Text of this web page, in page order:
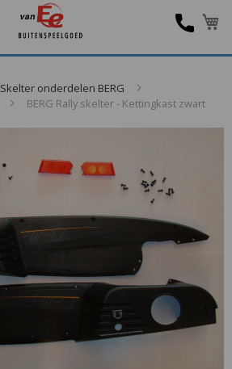
Skelter onderdelen BERG
BERG Rally skelter - Kettingkast zwart